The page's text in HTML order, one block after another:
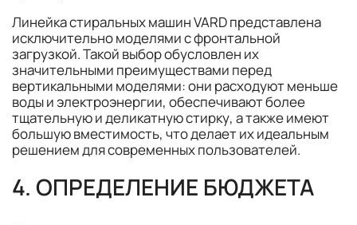
Линейка стиральных машин VARD представлена
исключительно моделями с фронтальной
загрузкой. Такой выбор обусловлен их
значительными преимуществами перед
вертикальными моделями: они расходуют меньше
воды и электроэнергии, обеспечивают более
тщательную и деликатную стирку, а также имеют
большую вместимость, что делает их идеальным
решением для современных пользователей.
4. ОПРЕДЕЛЕНИЕ БЮДЖЕТА